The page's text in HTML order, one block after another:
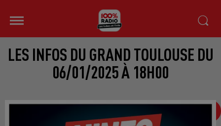
LES INFOS DU GRAND TOULOUSE DU
06/01/2025 À 18H00